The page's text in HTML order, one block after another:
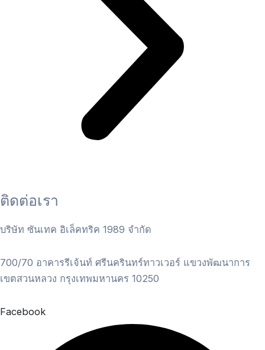
ติดต่อเรา
บริษัท ซันเทค อิเล็คทริค 1989 จำกัด
700/70 อาคารรีเจ้นท์ ศรีนครินทร์ทาวเวอร์ แขวงพัฒนาการ
เขตสวนหลวง กรุงเทพมหานคร 10250
Facebook